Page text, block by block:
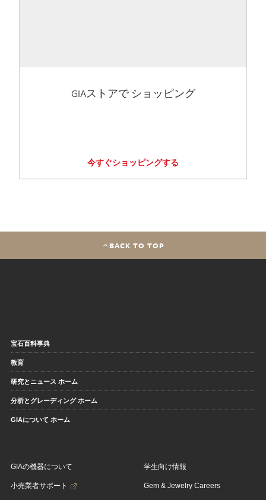
GIAストアで ショッピング
今すぐショッピングする
BACK TO TOP
宝石百科事典
教育
研究とニュース ホーム
分析とグレーディング ホーム
GIAについて ホーム
GIAの機器について
小売業者サポート
学生向け情報
Gem & Jewelry Careers